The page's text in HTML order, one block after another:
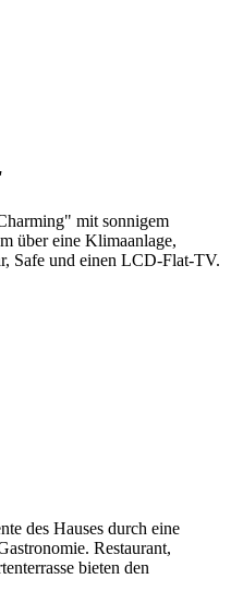
mit sonnigem
über eine Klimaanlage,
Safe und einen LCD-Flat-TV.
des Hauses durch eine
Restaurant,
bieten den